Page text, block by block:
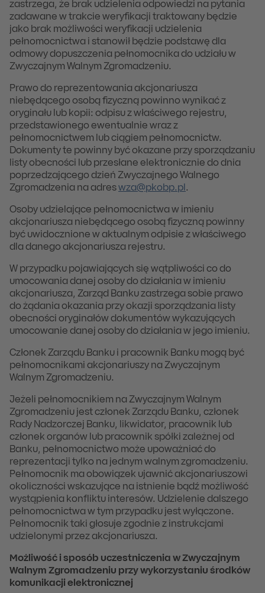
zastrzega, że brak udzielenia odpowiedzi na pytania
zadawane w trakcie weryfikacji traktowany będzie
jako brak możliwości weryfikacji udzielenia
pełnomocnictwa i stanowił będzie podstawę dla
odmowy dopuszczenia pełnomocnika do udziału w
Zwyczajnym Walnym Zgromadzeniu.
Prawo do reprezentowania akcjonariusza
niebędącego osobą fizyczną powinno wynikać z
oryginału lub kopii: odpisu z właściwego rejestru,
przedstawionego ewentualnie wraz z
pełnomocnictwem lub ciągiem pełnomocnictw.
Dokumenty te powinny być okazane przy sporządzaniu
listy obecności lub przesłane elektronicznie do dnia
poprzedzającego dzień Zwyczajnego Walnego
Zgromadzenia na adres wza@pkobp.pl .
Osoby udzielające pełnomocnictwa w imieniu
akcjonariusza niebędącego osobą fizyczną powinny
być uwidocznione w aktualnym odpisie z właściwego
dla danego akcjonariusza rejestru.
W przypadku pojawiających się wątpliwości co do
umocowania danej osoby do działania w imieniu
akcjonariusza, Zarząd Banku zastrzega sobie prawo
do żądania okazania przy okazji sporządzania listy
obecności oryginałów dokumentów wykazujących
umocowanie danej osoby do działania w jego imieniu.
Członek Zarządu Banku i pracownik Banku mogą być
pełnomocnikami akcjonariuszy na Zwyczajnym
Walnym Zgromadzeniu.
Jeżeli pełnomocnikiem na Zwyczajnym Walnym
Zgromadzeniu jest członek Zarządu Banku, członek
Rady Nadzorczej Banku, likwidator, pracownik lub
członek organów lub pracownik spółki zależnej od
Banku, pełnomocnictwo może upoważniać do
reprezentacji tylko na jednym walnym zgromadzeniu.
Pełnomocnik ma obowiązek ujawnić akcjonariuszowi
okoliczności wskazujące na istnienie bądź możliwość
wystąpienia konfliktu interesów. Udzielenie dalszego
pełnomocnictwa w tym przypadku jest wyłączone.
Pełnomocnik taki głosuje zgodnie z instrukcjami
udzielonymi przez akcjonariusza.
Możliwość i sposób uczestniczenia w Zwyczajnym
Walnym Zgromadzeniu przy wykorzystaniu środków
komunikacji elektronicznej